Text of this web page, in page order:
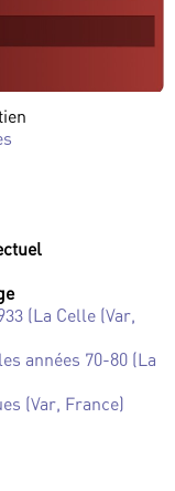
(La Celle (Var,
années 70-80 (La
(Var, France)